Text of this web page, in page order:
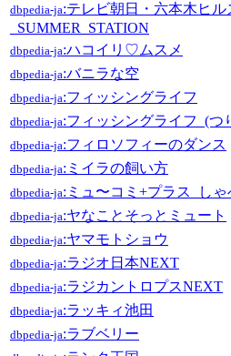
dbpedia-ja:テレビ朝日・六本木ヒル
_SUMMER_STATION
dbpedia-ja:ハコイリ♡ムスメ
dbpedia-ja:バニラな空
dbpedia-ja:フィッシングライフ
dbpedia-ja:フィッシングライフ_(つ
dbpedia-ja:フィロソフィーのダンス
dbpedia-ja:ミイラの飼い方
dbpedia-ja:ミュ〜コミ+プラス_し
dbpedia-ja:ヤなことそっとミュート
dbpedia-ja:ヤマモトショウ
dbpedia-ja:ラジオ日本NEXT
dbpedia-ja:ラジカントロプスNEXT
dbpedia-ja:ラッキィ池田
dbpedia-ja:ラブベリー